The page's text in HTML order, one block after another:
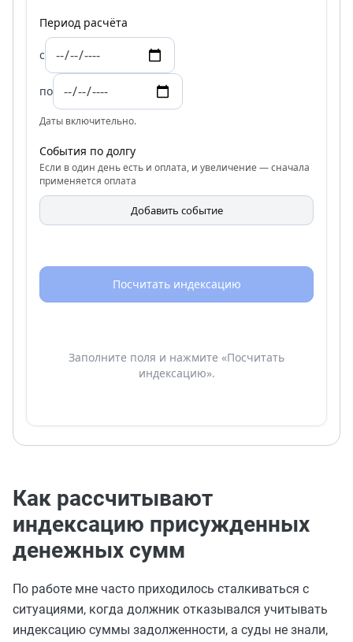
Период расчёта
с
по
Даты включительно.
События по долгу
Если в один день есть и оплата, и увеличение — сначала
применяется оплата
Добавить событие
Посчитать индексацию
Заполните поля и нажмите «Посчитать
индексацию».
Как рассчитывают
индексацию присужденных
денежных сумм
По работе мне часто приходилось сталкиваться с
ситуациями, когда должник отказывался учитывать
индексацию суммы задолженности, а суды не знали,